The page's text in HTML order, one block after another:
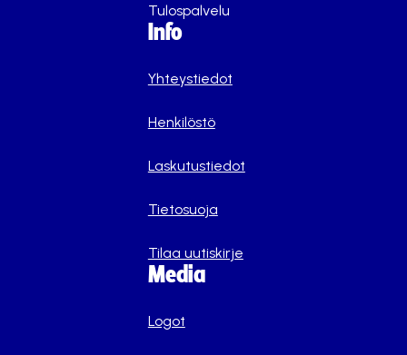
Tulospalvelu
Info
Yhteystiedot
Henkilöstö
Laskutustiedot
Tietosuoja
Tilaa uutiskirje
Media
Logot